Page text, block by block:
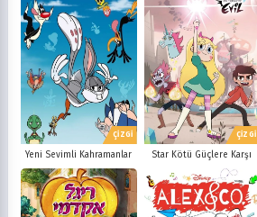
ÇİZGİ
Yeni Sevimli Kahramanlar
ÇİZGİ
Star Kötü Güçlere Karşı